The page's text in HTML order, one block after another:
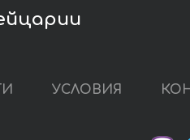
УСЛОВИЯ